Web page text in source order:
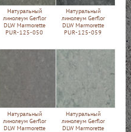
Натуральный
линолеум Gerflor
DLW Marmorette
PUR-125-050
Натуральный
линолеум Gerflor
DLW Marmorette
PUR-125-059
Натуральный
линолеум Gerflor
DLW Marmorette
Натуральный
линолеум Gerflor
DLW Marmorette